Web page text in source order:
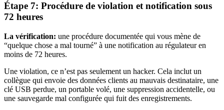
Étape 7: Procédure de violation et notification sous
72 heures
La vérification: une procédure documentée qui vous mène de
“quelque chose a mal tourné” à une notification au régulateur en
moins de 72 heures.
Une violation, ce n’est pas seulement un hacker. Cela inclut un
collègue qui envoie des données clients au mauvais destinataire, une
clé USB perdue, un portable volé, une suppression accidentelle, ou
une sauvegarde mal configurée qui fuit des enregistrements.